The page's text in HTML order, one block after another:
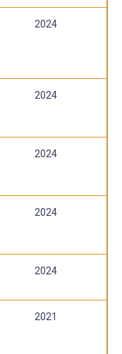
2024
2024
2024
2024
2024
2021